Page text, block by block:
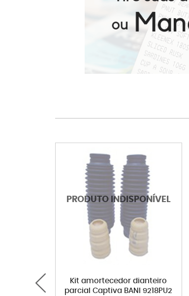
Kit amortecedor dianteiro
parcial Captiva BANI 9218PU2